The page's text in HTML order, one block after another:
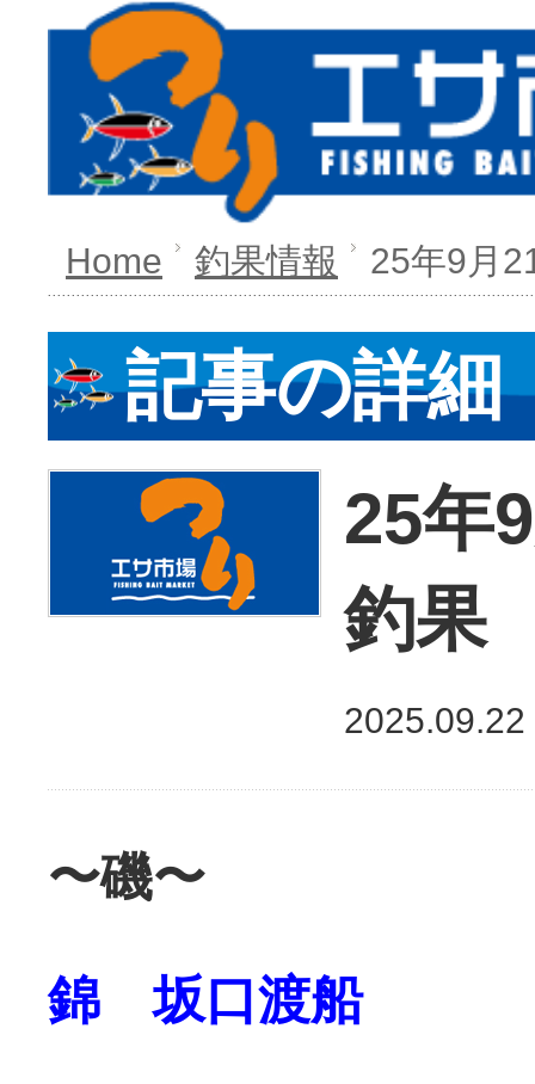
Home 釣果情報 25年9月
記事の詳細
25年
釣果
2025.09.22
〜磯〜
錦 坂口渡船